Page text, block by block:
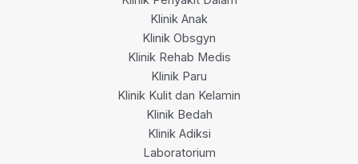
Klinik Anak
Klinik Obsgyn
Klinik Rehab Medis
Klinik Paru
Klinik Kulit dan Kelamin
Klinik Bedah
Klinik Adiksi
Laboratorium